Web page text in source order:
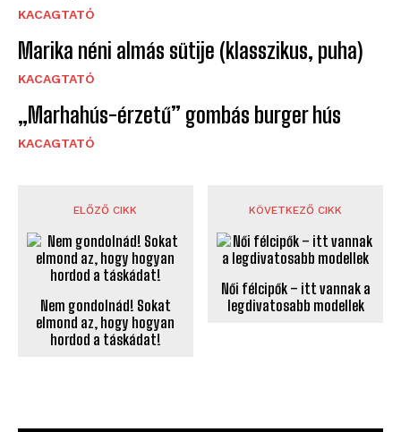
KACAGTATÓ
Marika néni almás sütije (klasszikus, puha)
KACAGTATÓ
„Marhahús-érzetű” gombás burger hús
KACAGTATÓ
ELŐZŐ CIKK
Nem gondolnád! Sokat
elmond az, hogy hogyan
hordod a táskádat!
KÖVETKEZŐ CIKK
Női félcipők – itt vannak a
legdivatosabb modellek